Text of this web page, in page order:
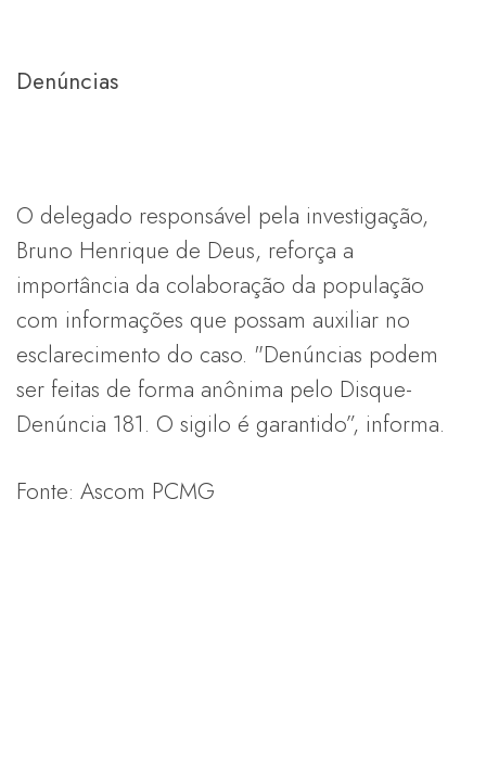
Denúncias
O delegado responsável pela investigação,
Bruno Henrique de Deus, reforça a
importância da colaboração da população
com informações que possam auxiliar no
esclarecimento do caso. "Denúncias podem
ser feitas de forma anônima pelo Disque-
Denúncia 181. O sigilo é garantido”, informa.
Fonte: Ascom PCMG